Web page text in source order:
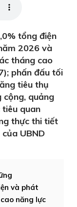
tổng điện
2026 và
tháng cao
phấn đấu tối
tiêu thụ
cộng, quảng
quan
thực thi tiết
UBND
và phát
năng lực